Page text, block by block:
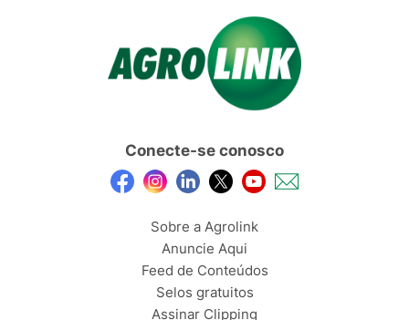
Conecte-se conosco
Sobre a Agrolink
Anuncie Aqui
Feed de Conteúdos
Selos gratuitos
Assinar Clipping